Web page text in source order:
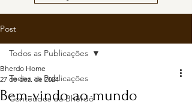
Post
Todos as Publicações
Conteúdos da Bherdô
Todos as Publicações
Bem-vindo ao mundo
Bherdo Home
27 de dez. de 2024